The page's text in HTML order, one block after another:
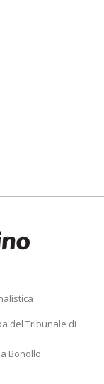
del Tribunale di
Bonollo